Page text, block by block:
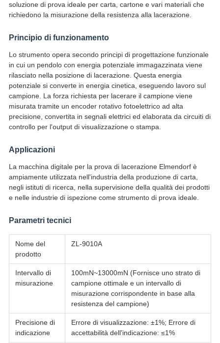
soluzione di prova ideale per carta, cartone e vari materiali che
richiedono la misurazione della resistenza alla lacerazione.
Principio di funzionamento
Lo strumento opera secondo principi di progettazione funzionale
in cui un pendolo con energia potenziale immagazzinata viene
rilasciato nella posizione di lacerazione. Questa energia
potenziale si converte in energia cinetica, eseguendo lavoro sul
campione. La forza richiesta per lacerare il campione viene
misurata tramite un encoder rotativo fotoelettrico ad alta
precisione, convertita in segnali elettrici ed elaborata da circuiti di
controllo per l'output di visualizzazione o stampa.
Applicazioni
La macchina digitale per la prova di lacerazione Elmendorf è
ampiamente utilizzata nell'industria della produzione di carta,
negli istituti di ricerca, nella supervisione della qualità dei prodotti
e nelle industrie di ispezione come strumento di prova ideale.
Parametri tecnici
Nome del
prodotto
ZL-9010A
Intervallo di
misurazione
100mN~13000mN (Fornisce uno strato di
campione ottimale e un intervallo di
misurazione corrispondente in base alla
resistenza del campione)
Precisione di
indicazione
Errore di visualizzazione: ±1%; Errore di
accettabilità dell'indicazione: ≤1%